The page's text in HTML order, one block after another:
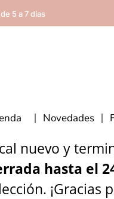
5 a 7 días
Novedades
nuevo y
hasta el
¡Gracias